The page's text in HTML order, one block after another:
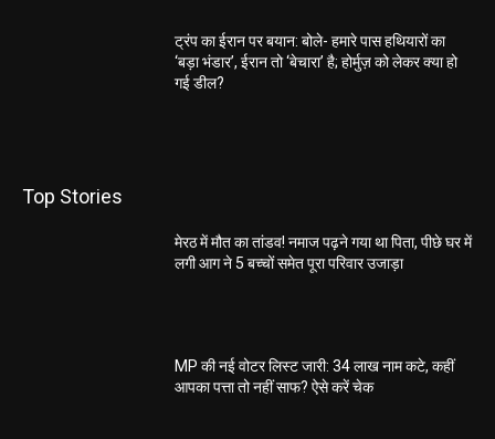
ट्रंप का ईरान पर बयान: बोले- हमारे पास हथियारों का
‘बड़ा भंडार’, ईरान तो ‘बेचारा’ है; होर्मुज़ को लेकर क्या हो
गई डील?
Top Stories
मेरठ में मौत का तांडव! नमाज पढ़ने गया था पिता, पीछे घर में
लगी आग ने 5 बच्चों समेत पूरा परिवार उजाड़ा
MP की नई वोटर लिस्ट जारी: 34 लाख नाम कटे, कहीं
आपका पत्ता तो नहीं साफ? ऐसे करें चेक